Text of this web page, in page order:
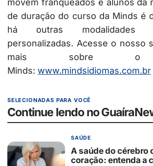
de duração do curso da Minds é
há outras modalidades
personalizadas. Acesse o nosso
mais sobre o
Minds: www.mindsidiomas.com.br
SELECIONADAS PARA VOCÊ
Continue lendo no
SAÚDE
A saúde do cérebro
coração: entenda a